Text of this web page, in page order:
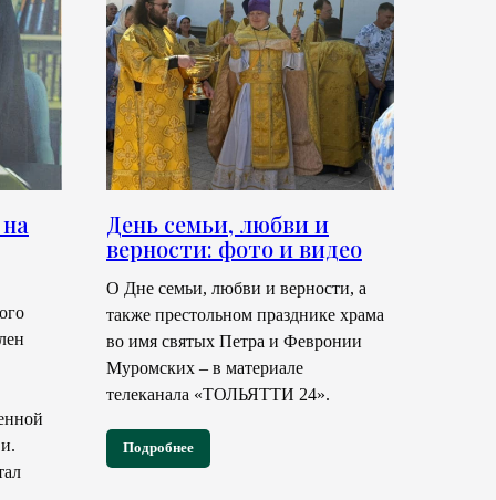
День семьи, любви и
верности: фото и видео
О Дне семьи, любви и верности, а
также престольном празднике храма
во имя святых Петра и Февронии
Муромских – в материале
телеканала «ТОЛЬЯТТИ 24».
Подробнее